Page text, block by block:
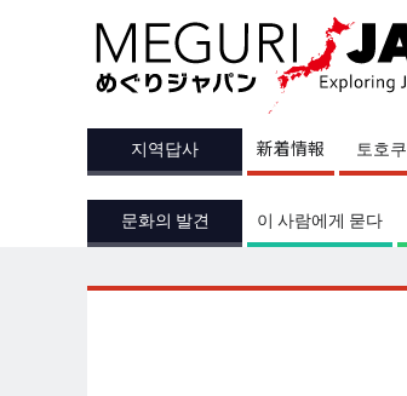
지역답사 新着情報 토호쿠
문화의 발견 이 사람에게 묻다